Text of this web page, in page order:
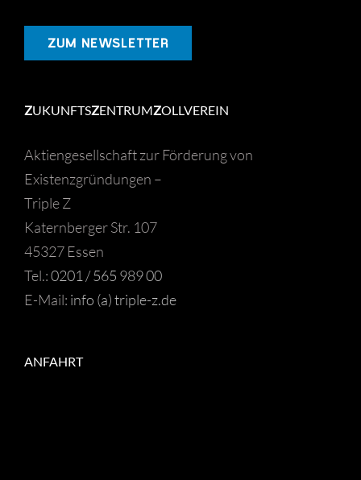
ZUM NEWSLETTER
ZUKUNFTSZENTRUMZOLLVEREIN
Aktiengesellschaft zur Förderung von
Existenzgründungen –
Triple Z
Katernberger Str. 107
45327 Essen
Tel.:0201 / 565 989 00
E-Mail: info (a) triple-z.de
ANFAHRT